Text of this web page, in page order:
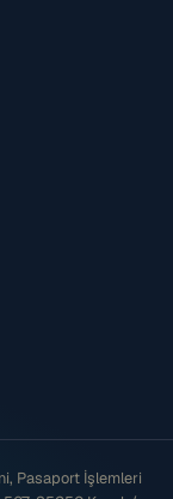
Pasaport İşlemleri